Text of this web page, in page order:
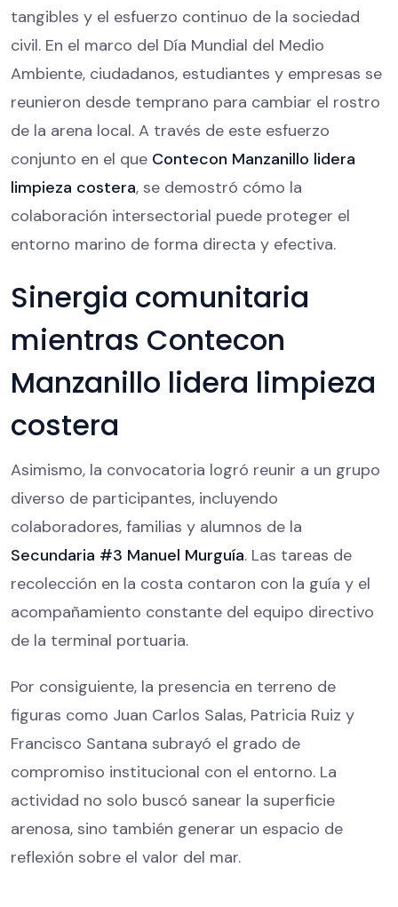
tangibles y el esfuerzo continuo de la sociedad
civil. En el marco del Día Mundial del Medio
Ambiente, ciudadanos, estudiantes y empresas se
reunieron desde temprano para cambiar el rostro
de la arena local. A través de este esfuerzo
conjunto en el que Contecon Manzanillo lidera
limpieza costera, se demostró cómo la
colaboración intersectorial puede proteger el
entorno marino de forma directa y efectiva.
Sinergia comunitaria
mientras Contecon
Manzanillo lidera limpieza
costera
Asimismo, la convocatoria logró reunir a un grupo
diverso de participantes, incluyendo
colaboradores, familias y alumnos de la
Secundaria #3 Manuel Murguía. Las tareas de
recolección en la costa contaron con la guía y el
acompañamiento constante del equipo directivo
de la terminal portuaria.
Por consiguiente, la presencia en terreno de
figuras como Juan Carlos Salas, Patricia Ruiz y
Francisco Santana subrayó el grado de
compromiso institucional con el entorno. La
actividad no solo buscó sanear la superficie
arenosa, sino también generar un espacio de
reflexión sobre el valor del mar.